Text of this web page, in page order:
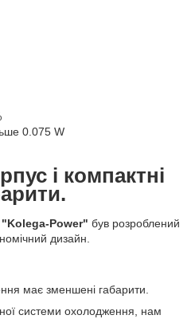
0.075 W
і компактні
"Kolega-Power" був розроблений
дизайн.
має зменшені габарити.
системи охолодження, нам